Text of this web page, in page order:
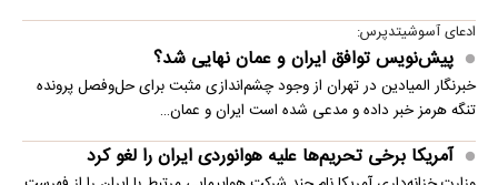
ادعای آسوشیتدپرس:
پیش‌نویس توافق ایران و عمان نهایی شد؟
خبرنگار المیادین در تهران از وجود چشم‌اندازی مثبت برای حل‌وفصل پرونده
تنگه هرمز خبر داده و مدعی شده است ایران و عمان…
آمریکا برخی تحریم‌ها علیه هوانوردی ایران را لغو کرد